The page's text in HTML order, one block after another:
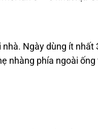
Ngày dùng ít
nhàng phía ngoài